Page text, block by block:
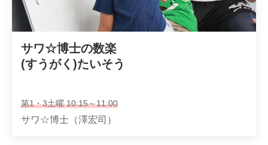
サワ☆博士の数楽
(すうがく)たいそう
第1・3土曜 10:15～11:00
サワ☆博士（澤宏司）